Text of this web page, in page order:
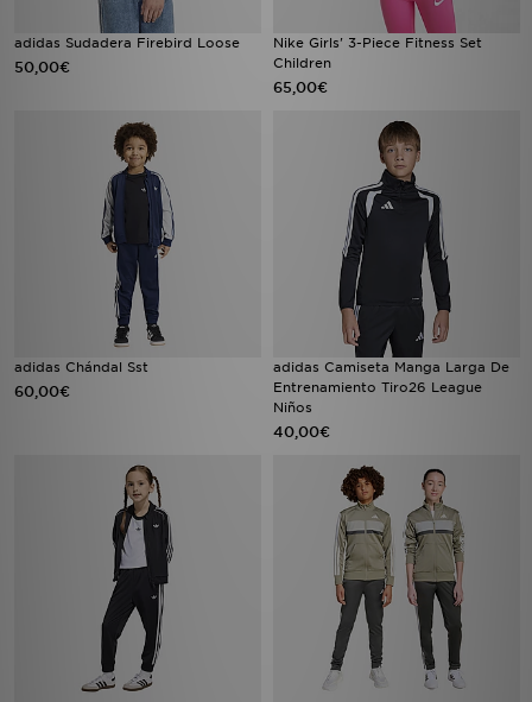
adidas Sudadera Firebird Loose
50,00€
Nike Girls' 3-Piece Fitness Set
Children
65,00€
adidas Chándal Sst
60,00€
adidas Camiseta Manga Larga De
Entrenamiento Tiro26 League
Niños
40,00€